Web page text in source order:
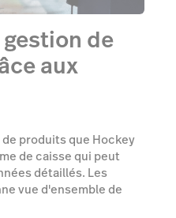
de
aux
produits que Hockey
de caisse qui peut
détaillés. Les
vue d'ensemble de